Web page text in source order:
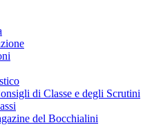
di Classe e degli Scrutini
del Bocchialini